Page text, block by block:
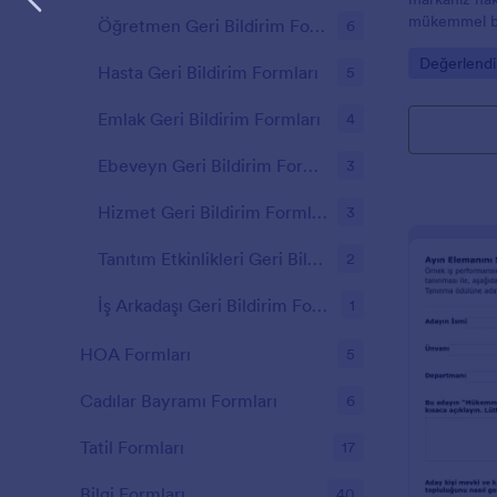
mükemmel
anket
araçlarına
anlamanız
araştırması
için
Go to
Öğretmen Geri Bildirim Formları 6
Hasta Geri Bildirim Formları 5
Emlak Geri Bildirim Formları 4
Ebeveyn Geri Bildirim Formları 3
Hizmet Geri Bildirim Formları 3
Tanıtım Etkinlikleri Geri Bildirim Formları 2
İş Arkadaşı Geri Bildirim Formları 1
HOA Formları 5
Cadılar Bayramı Formları 6
Tatil Formları 17